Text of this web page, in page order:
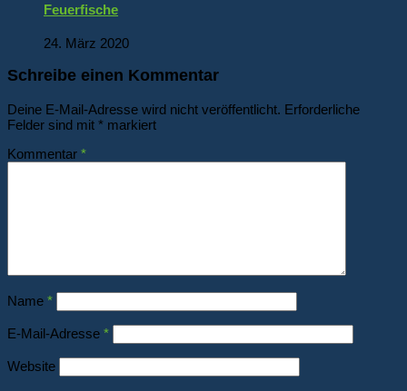
Feuerfische
24. März 2020
Schreibe einen Kommentar
Deine E-Mail-Adresse wird nicht veröffentlicht. Erforderliche
Felder sind mit * markiert
Kommentar *
Name *
E-Mail-Adresse *
Website